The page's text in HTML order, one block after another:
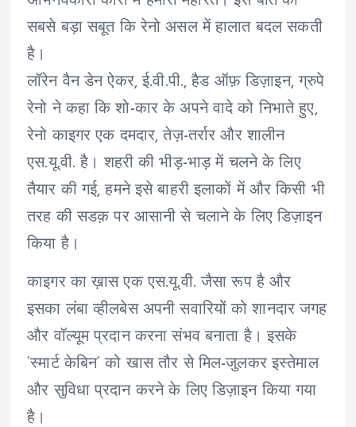
सबसे बड़ा सबूत कि रेनो असल में हालात बदल सकती
है।
लॉरेन वैन डेन ऐकर, ई.वी.पी., हैड ऑफ़ डिज़ाइन, ग्रुपे
रेनो ने कहा कि शो-कार के अपने वादे को निभाते हुए,
रेनो काइगर एक दमदार, तेज़-तर्रार और शालीन
एस.यू.वी. है। शहरी की भीड़-भाड़ में चलने के लिए
तैयार की गई, हमने इसे बाहरी इलाकों में और किसी भी
तरह की सडक़ पर आसानी से चलाने के लिए डिज़ाइन
किया है।
काइगर का ख़ास एक एस.यू.वी. जैसा रूप है और
इसका लंबा व्हीलबेस अपनी सवारियों को शानदार जगह
और वॉल्यूम प्रदान करना संभव बनाता है। इसके
‘स्मार्ट केबिन’ को खास तौर से मिल-जुलकर इस्तेमाल
और सुविधा प्रदान करने के लिए डिज़ाइन किया गया
है।